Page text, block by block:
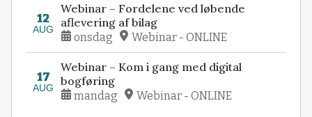
12
AUG
Webinar – Fordelene ved løbende
aflevering af bilag
onsdag Webinar - ONLINE
17
AUG
Webinar – Kom i gang med digital
bogføring
mandag Webinar - ONLINE